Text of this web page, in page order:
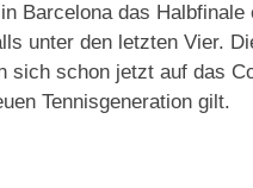
Barcelona das
unter den letzten Vier.
sich schon jetzt auf das
Tennisgeneration gilt.